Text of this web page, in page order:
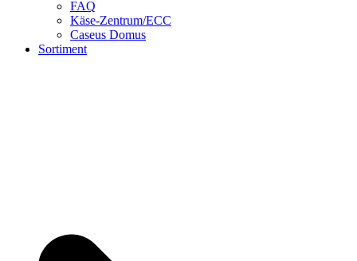
FAQ
Käse-Zentrum/ECC
Caseus Domus
Sortiment